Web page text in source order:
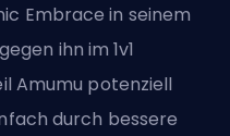
Embrace in seinem
ihn im 1v1
Amumu potenziell
durch bessere